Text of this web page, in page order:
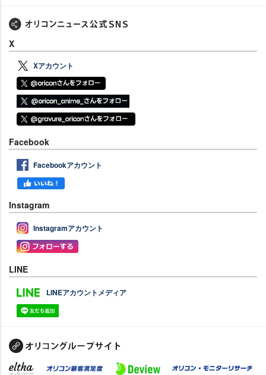
X
Xアカウント
Facebook
Facebookアカウント
Instagram
Instagramアカウント
LINE
LINEアカウントメディア